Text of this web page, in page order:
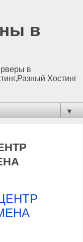
в
в
Хостинг
▼